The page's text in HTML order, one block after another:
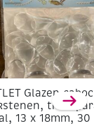
Glazen
13 x 18mm,